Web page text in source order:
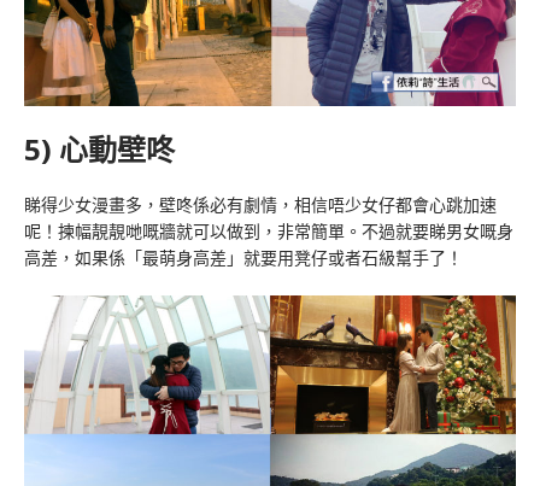
5) 心動壁咚
睇得少女漫畫多，壁咚係必有劇情，相信唔少女仔都會心跳加速
呢！揀幅靚靚哋嘅牆就可以做到，非常簡單。不過就要睇男女嘅身
高差，如果係「最萌身高差」就要用凳仔或者石級幫手了！